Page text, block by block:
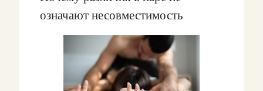
означают несовместимость